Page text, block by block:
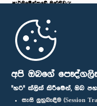
අපි ඔබගේ
"හරි" ක්ලික් කිරීමෙන්, ඔබ
සැසි ලුහුබැඳීම (Session
පාර්ලි‌මේන්තුවේ මන්ත්‍රීවරු
මුල් පිටුව
පාර්ලිමේන්තු ජංගම යෙදුම